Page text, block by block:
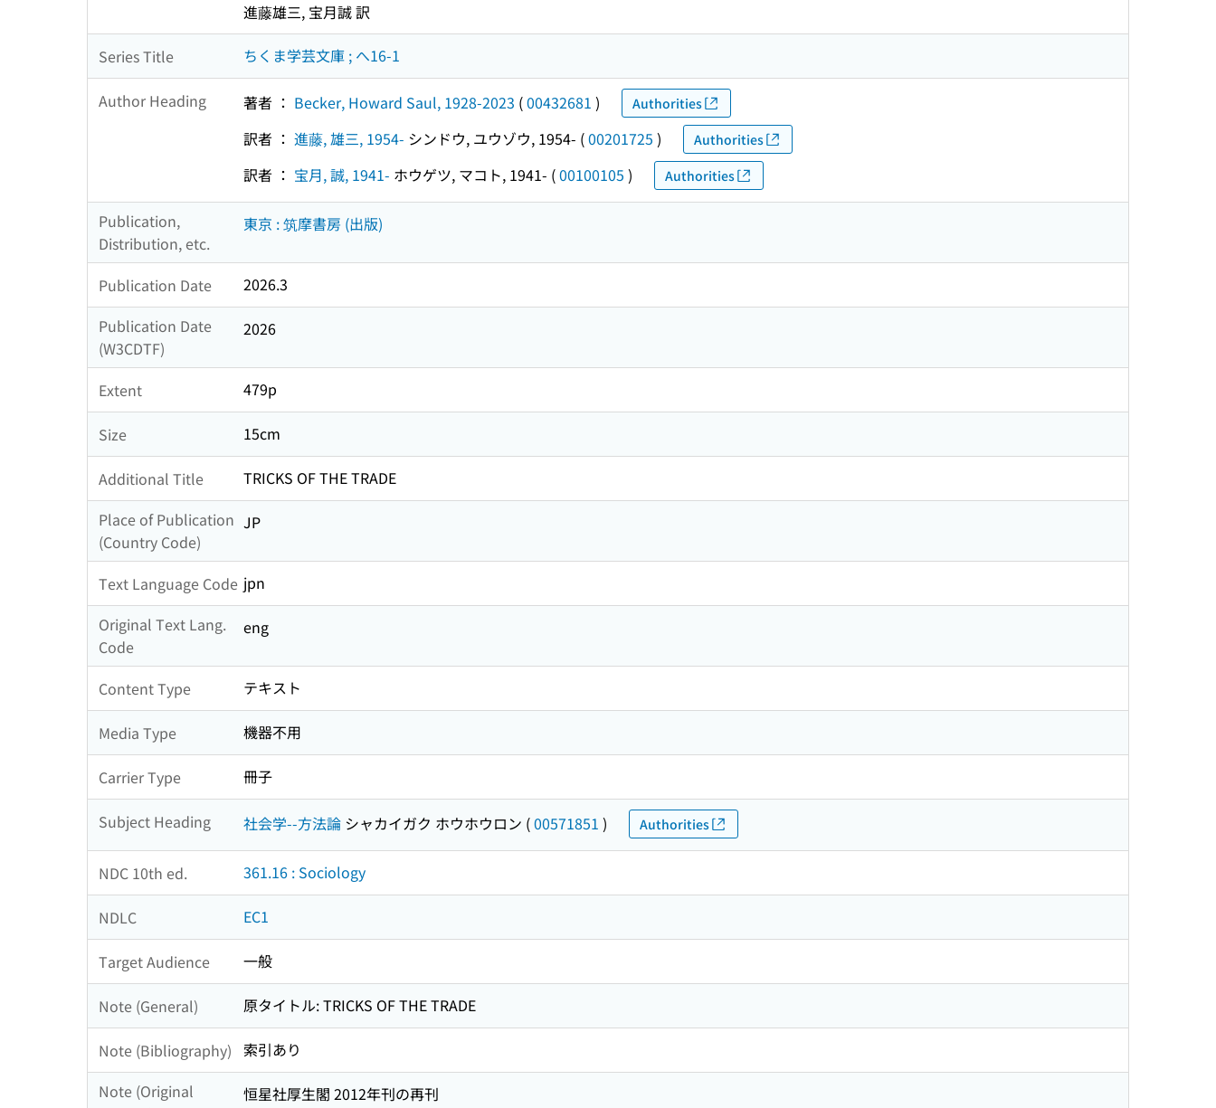
進藤雄三, 宝月誠 訳
Series Title ちくま学芸文庫 ; へ16-1
Author Heading 著者 ： Becker, Howard Saul, 1928-2023 (00432681 ) Authorities
訳者 ： 進藤, 雄三, 1954- シンドウ, ユウゾウ, 1954- (00201725 ) Authorities
訳者 ： 宝月, 誠, 1941- ホウゲツ, マコト, 1941- (00100105 ) Authorities
Publication,
Distribution, etc.
東京 : 筑摩書房 (出版)
Publication Date
2026.3
Publication Date
(W3CDTF)
2026
Extent 479p
Size 15cm
Additional Title
TRICKS OF THE TRADE
Place of Publication
(Country Code)
JP
Text Language Code jpn
Original Text Lang.
Code
eng
Content Type テキスト
Media Type 機器不用
Carrier Type 冊子
Subject Heading 社会学--方法論 シャカイガク ホウホウロン (00571851 ) Authorities
NDC 10th ed. 361.16 : Sociology
NDLC EC1
Target Audience 一般
Note (General) 原タイトル: TRICKS OF THE TRADE
Note (Bibliography)
索引あり
Note (Original
恒星社厚生閣 2012年刊の再刊